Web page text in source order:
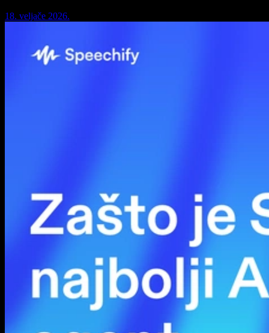
18. veljače 2026.